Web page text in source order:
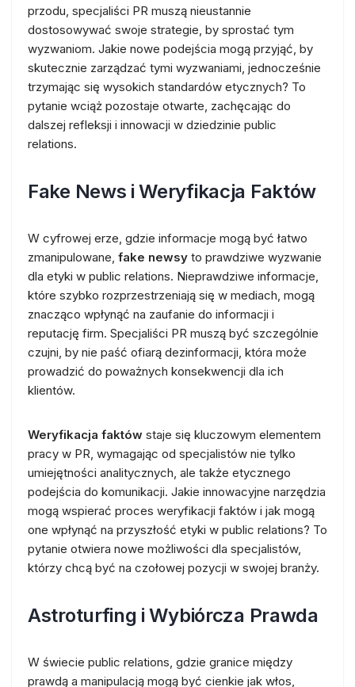
przodu, specjaliści PR muszą nieustannie
dostosowywać swoje strategie, by sprostać tym
wyzwaniom. Jakie nowe podejścia mogą przyjąć, by
skutecznie zarządzać tymi wyzwaniami, jednocześnie
trzymając się wysokich standardów etycznych? To
pytanie wciąż pozostaje otwarte, zachęcając do
dalszej refleksji i innowacji w dziedzinie public
relations.
Fake News i Weryfikacja Faktów
W cyfrowej erze, gdzie informacje mogą być łatwo
zmanipulowane, fake newsy to prawdziwe wyzwanie
dla etyki w public relations. Nieprawdziwe informacje,
które szybko rozprzestrzeniają się w mediach, mogą
znacząco wpłynąć na zaufanie do informacji i
reputację firm. Specjaliści PR muszą być szczególnie
czujni, by nie paść ofiarą dezinformacji, która może
prowadzić do poważnych konsekwencji dla ich
klientów.
Weryfikacja faktów staje się kluczowym elementem
pracy w PR, wymagając od specjalistów nie tylko
umiejętności analitycznych, ale także etycznego
podejścia do komunikacji. Jakie innowacyjne narzędzia
mogą wspierać proces weryfikacji faktów i jak mogą
one wpłynąć na przyszłość etyki w public relations? To
pytanie otwiera nowe możliwości dla specjalistów,
którzy chcą być na czołowej pozycji w swojej branży.
Astroturfing i Wybiórcza Prawda
W świecie public relations, gdzie granice między
prawdą a manipulacją mogą być cienkie jak włos,